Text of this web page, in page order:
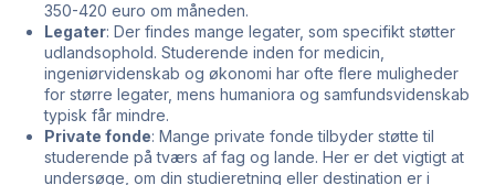
350-420 euro om måneden.
Legater: Der findes mange legater, som specifikt støtter
udlandsophold. Studerende inden for medicin,
ingeniørvidenskab og økonomi har ofte flere muligheder
for større legater, mens humaniora og samfundsvidenskab
typisk får mindre.
Private fonde: Mange private fonde tilbyder støtte til
studerende på tværs af fag og lande. Her er det vigtigt at
undersøge, om din studieretning eller destination er i